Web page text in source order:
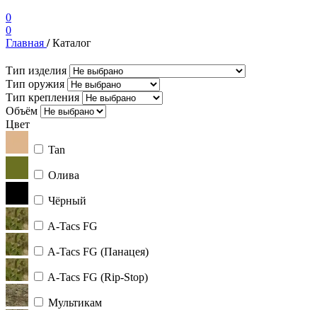
0
0
Главная / Каталог
Тип изделия
Тип оружия
Тип крепления
Объём
Цвет
Tan
Олива
Чёрный
A-Tacs FG
A-Tacs FG (Панацея)
A-Tacs FG (Rip-Stop)
Мультикам